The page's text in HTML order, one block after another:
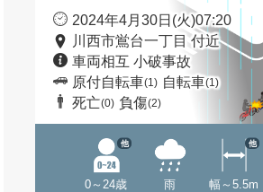
2024年4月30日(火)07:20
川西市鴬台一丁目 付近
車両相互 小破事故
原付自転車(1) 自転車(1)
死亡(0) 負傷(2)
0～24歳
他
雨 幅～5.5m
他